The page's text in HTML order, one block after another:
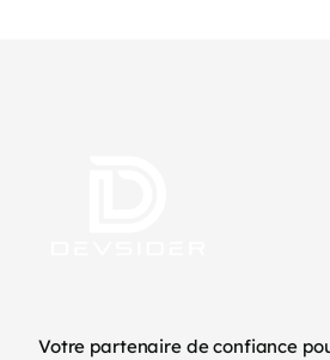
Votre partenaire de confiance